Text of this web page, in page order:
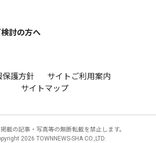
討の方へ
保護方針
サイトご利用案内
サイトマップ
載の記事・写真等の無断転載を禁止します。
2026 TOWNNEWS-SHA CO.,LTD.